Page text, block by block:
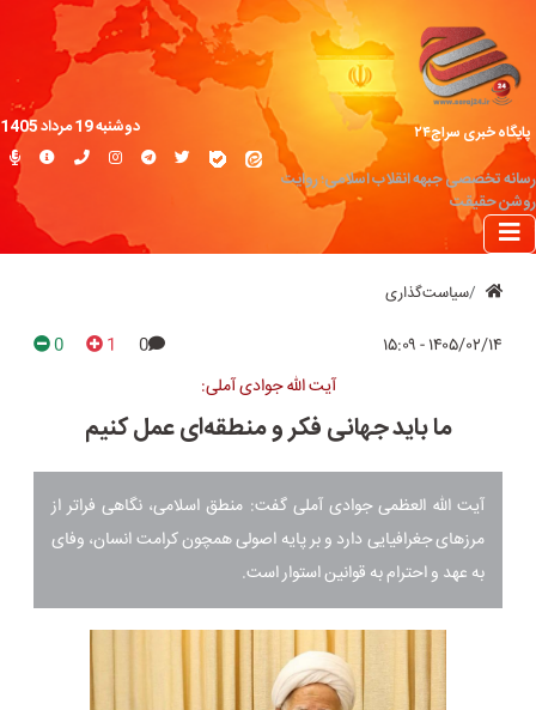
پایگاه خبری سراج۲۴
رسانه تخصصی جبهه انقلاب اسلامی؛ روایت
روشن حقیقت
دوشنبه 19 مرداد 1405
سیاست‌گذاری
۱۴۰۵/۰۲/۱۴ - ۱۵:۰۹ 0
1
0
آیت الله جوادی آملی:
ما باید جهانی فکر و منطقه‌ای عمل کنیم
آیت الله العظمی جوادی آملی گفت: منطق اسلامی، نگاهی فراتر از
مرزهای جغرافیایی دارد و بر پایه اصولی همچون کرامت انسان، وفای
به عهد و احترام به قوانین استوار است.